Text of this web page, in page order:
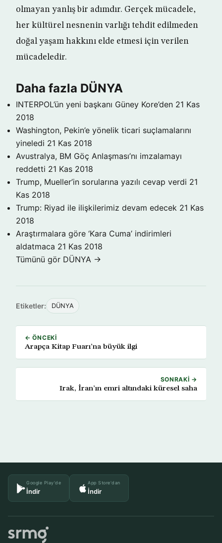
olmayan yanlış bir adımdır. Gerçek mücadele,
her kültürel nesnenin varlığı tehdit edilmeden
doğal yaşam hakkını elde etmesi için verilen
mücadeledir.
Daha fazla DÜNYA
INTERPOL’ün yeni başkanı Güney Kore’den 21 Kas
2018
Washington, Pekin’e yönelik ticari suçlamalarını
yineledi 21 Kas 2018
Avustralya, BM Göç Anlaşması’nı imzalamayı
reddetti 21 Kas 2018
Trump, Mueller’in sorularına yazılı cevap verdi 21
Kas 2018
Trump: Riyad ile ilişkilerimiz devam edecek 21 Kas
2018
Araştırmalara göre ‘Kara Cuma’ indirimleri
aldatmaca 21 Kas 2018
Tümünü gör DÜNYA →
Etiketler: DÜNYA
← ÖNCEKI
Arapça Kitap Fuarı’na büyük ilgi
SONRAKI →
Irak, İran’ın emri altındaki küresel saha
Google Play'de
İndir
App Store'dan
İndir